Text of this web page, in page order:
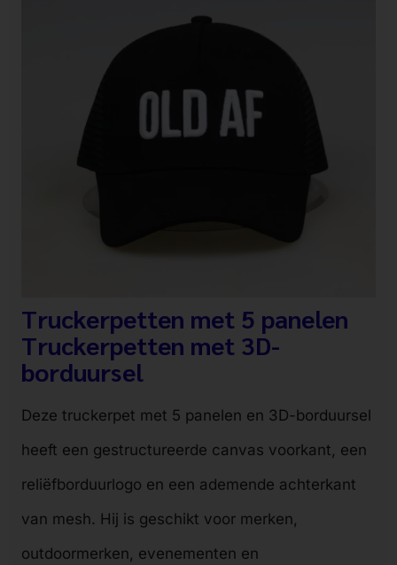
Truckerpetten met 5 panelen
Truckerpetten met 3D-
borduursel
Deze truckerpet met 5 panelen en 3D-borduursel
heeft een gestructureerde canvas voorkant, een
reliëfborduurlogo en een ademende achterkant
van mesh. Hij is geschikt voor merken,
outdoormerken, evenementen en